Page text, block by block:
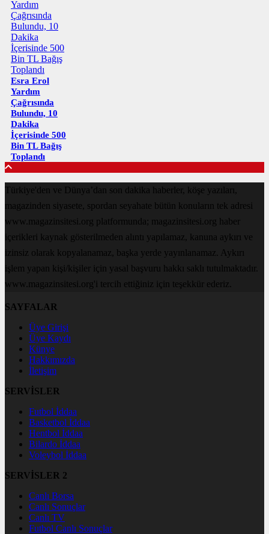
Esra Erol
Yardım
Çağrısında
Bulundu, 10
Dakika
İçerisinde 500
Bin TL Bağış
Toplandı
Türkiye'den ve Dünya’dan son dakika haberler, köşe yazıları,
magazinden siyasete, spordan seyahate bütün konuların tek adresi
www.magazinsitesi.org platformunda; magazinsitesi.org haber
içerikleri kaynak gösterilmeden alıntı yapılamaz, kanuna aykırı ve
izinsiz olarak kopyalanamaz, başka yerde yayınlanamaz. Aykırı
işlem yapan kişi/kişiler için yasal başvuru hakkı saklı tutulmaktadır.
www.magazinsitesi.org'i tercih ettiğiniz için teşekkür ederiz.
SAYFALAR
Üye Girişi
Üye Kaydı
Künye
Hakkımızda
İletişim
SERVİSLER
Futbol İddaa
Basketbol İddaa
Hentbol İddaa
Bilardo İddaa
Voleybol İddaa
SERVİSLER 2
Canlı Borsa
Canlı Sonuçlar
Canlı TV
Futbol Canlı Sonuçlar